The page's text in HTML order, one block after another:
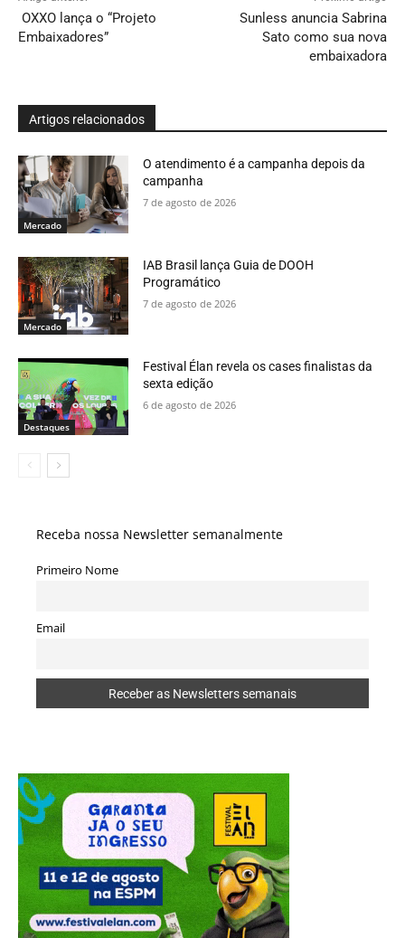
OXXO lança o “Projeto
Embaixadores”
Sunless anuncia Sabrina
Sato como sua nova
embaixadora
Artigos relacionados
Mercado
O atendimento é a campanha depois da
campanha
7 de agosto de 2026
Mercado
IAB Brasil lança Guia de DOOH
Programático
7 de agosto de 2026
Destaques
Festival Élan revela os cases finalistas da
sexta edição
6 de agosto de 2026
Receba nossa Newsletter semanalmente
Primeiro Nome
Email